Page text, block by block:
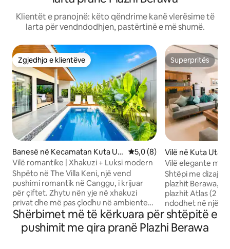
Klientët e pranojnë: këto qëndrime kanë vlerësime të
larta për vendndodhjen, pastërtinë e më shumë.
Zgjedhja e klientëve
Zgjedhja e klientëve
Banesë në Kecamatan Kuta Ut
ara
Vlerësimi mesatar 5,0 nga
5,0 (8)
Vilë romantike | Xhakuzi + Luksi modern
Shpëto në The Villa Keni, një vend
pushimi romantik në Canggu, i krijuar
për çiftet. Zhytu nën yje në xhakuzi
privat dhe më pas çlodhu në ambiente
të brendshme elegante dhe moderne
me tekstura të ngrohta natyrale. 2
dhoma gjumi, 2 banjo, mund të flenë deri
Superpritës
Superpritës
Vilë në Kuta Utara
Vilë elegante me
Berawa pranë
Shtëpi me dizajn
plazhit Berawa,
plazhit Atlas (2
ndodhet në një
mrekullueshme
nga klubet më të
restorantet e
Shërbimet më të kërkuara për shtëpitë e
pushimit me qira pranë Plazhi Berawa